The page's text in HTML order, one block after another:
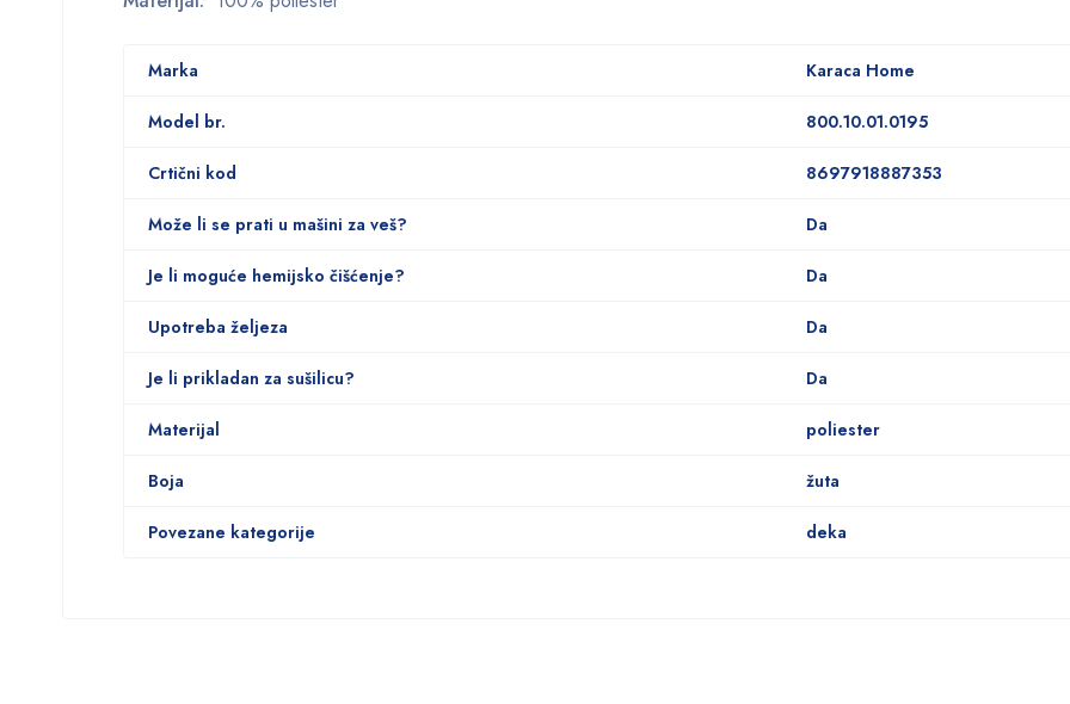
Marka Karaca Home
Model br. 800.10.01.0195
Crtični kod 8697918887353
Može li se prati u mašini za veš? Da
Je li moguće hemijsko čišćenje? Da
Upotreba željeza Da
Je li prikladan za sušilicu? Da
Materijal poliester
Boja žuta
Povezane kategorije deka